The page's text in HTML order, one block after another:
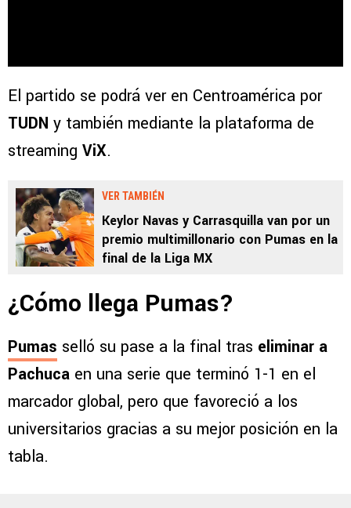
El partido se podrá ver en Centroamérica por
TUDN y también mediante la plataforma de
streaming ViX.
VER TAMBIÉN
Keylor Navas y Carrasquilla van por un
premio multimillonario con Pumas en la
final de la Liga MX
¿Cómo llega Pumas?
Pumas selló su pase a la final tras eliminar a
Pachuca en una serie que terminó 1-1 en el
marcador global, pero que favoreció a los
universitarios gracias a su mejor posición en la
tabla.